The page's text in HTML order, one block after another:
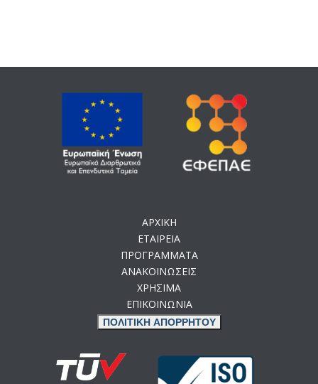
ΑΡΧΙΚΗ
ΕΤΑΙΡΕΙΑ
ΠΡΟΓΡΑΜΜΑΤΑ
ΑΝΑΚΟΙΝΩΣΕΙΣ
ΧΡΗΣΙΜΑ
ΕΠΙΚΟΙΝΩΝΙΑ
ΠΟΛΙΤΙΚΗ ΑΠΟΡΡΗΤΟΥ